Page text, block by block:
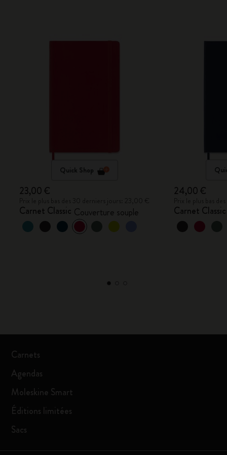
Quick Shop
23,00 €
Carnet Classic Couverture souple
24,00 €
Carnet Classic
Carnets
Agendas
Moleskine Smart
Éditions limitées
Sacs